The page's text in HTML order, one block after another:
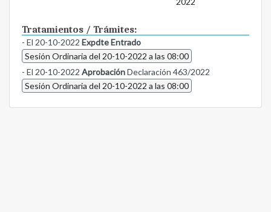
Tratamientos / Trámites:
- El 20-10-2022 Expdte Entrado
Sesión Ordinaria del 20-10-2022 a las 08:00
- El 20-10-2022 AprobaciónDeclaración 463/2022
Sesión Ordinaria del 20-10-2022 a las 08:00